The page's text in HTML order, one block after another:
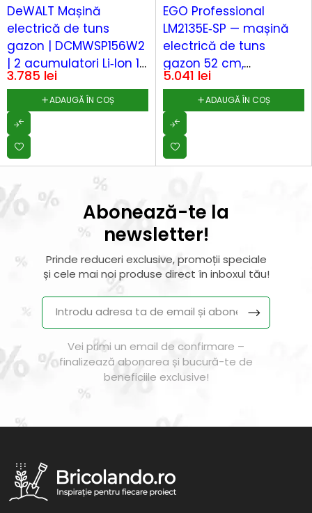
DeWALT Mașină
electrică de tuns
gazon | DCMWSP156W2
| 2 acumulatori Li‑Ion 18
V / 8.0 Ah | Lățime de
tăiere 53 cm |
Autopropulsie fără fir
3.785 lei
ADAUGĂ ÎN COȘ
EGO Professional
LM2135E‑SP — mașină
electrică de tuns
gazon 52 cm,
autopropulsie, Li‑Ion
56V/7.5Ah + încărcător
CH5500E
5.041 lei
ADAUGĂ ÎN COȘ
Abonează-te la
newsletter!
Prinde reduceri exclusive, promoții speciale
și cele mai noi produse direct în inboxul tău!
Vei primi un email de confirmare –
finalizează abonarea și bucură-te de
beneficiile exclusive!